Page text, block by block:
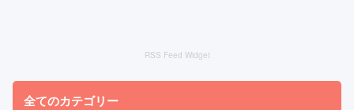
RSS Feed Widget
全てのカテゴリー